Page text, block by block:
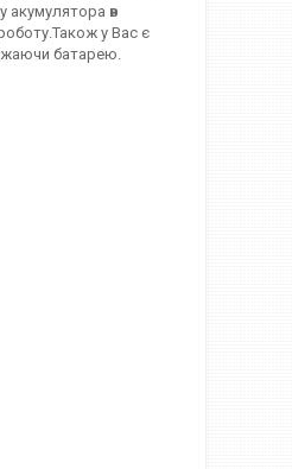
акумулятора в
у Вас є
батарею.